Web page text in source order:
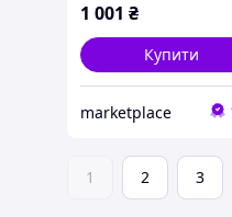
1 001 ₴
Купити
marketplace
1 2 3